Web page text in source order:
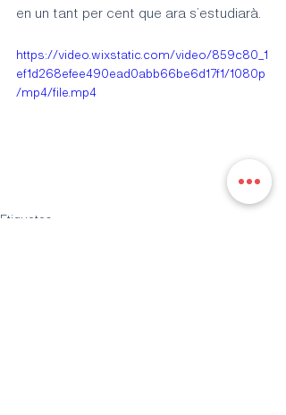
en un tant per cent que ara s’estudiarà.
https://video.wixstatic.com/video/859c80_1
ef1d268efee490ead0abb66be6d17f1/1080p
/mp4/file.mp4
Etiquetes: